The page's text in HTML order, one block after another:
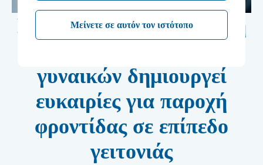
Η νέα εθνική στρατηγική
γυναικών δημιουργεί
ευκαιρίες για παροχή
φροντίδας σε επίπεδο
γειτονιάς
Μείνετε σε αυτόν τον ιστότοπο